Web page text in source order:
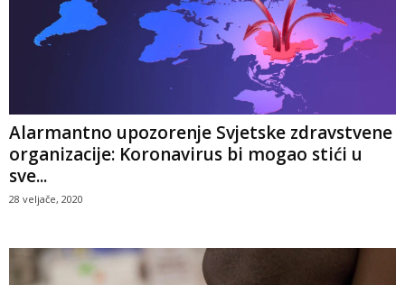
Alarmantno upozorenje Svjetske zdravstvene
organizacije: Koronavirus bi mogao stići u
sve...
28 veljače, 2020